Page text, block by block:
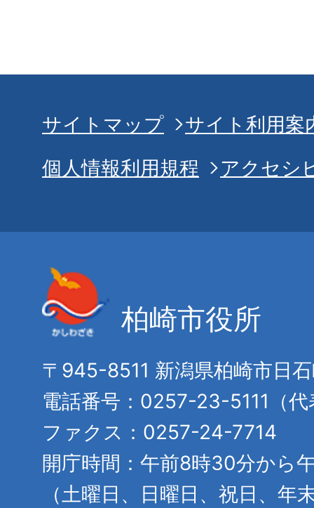
サイトマップ
サイト利用案
個人情報利用規程
アクセシ
柏崎市役所
〒945-8511 新潟県柏崎市日
電話番号：0257-23-5111（代
ファクス：0257-24-7714
開庁時間：午前8時30分から
（土曜日、日曜日、祝日、年